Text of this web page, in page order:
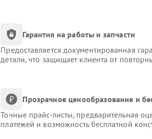
Гарантия на работы и запчасти
Предоставляется документированная
детали, что защищает клиента от
Прозрачное ценообразование и
Точные прайс-листы, предварительная
платежей и возможность бесплатной